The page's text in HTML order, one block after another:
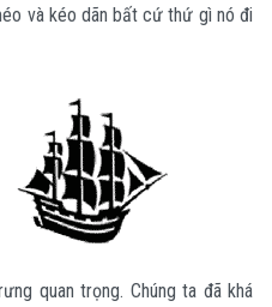
và kéo dãn bất cứ thứ gì nó đi
quan trọng. Chúng ta đã khá